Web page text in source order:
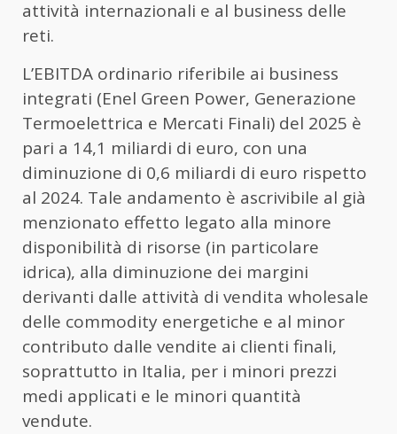
attività internazionali e al business delle
reti.
L’EBITDA ordinario riferibile ai business
integrati (Enel Green Power, Generazione
Termoelettrica e Mercati Finali) del 2025 è
pari a 14,1 miliardi di euro, con una
diminuzione di 0,6 miliardi di euro rispetto
al 2024. Tale andamento è ascrivibile al già
menzionato effetto legato alla minore
disponibilità di risorse (in particolare
idrica), alla diminuzione dei margini
derivanti dalle attività di vendita wholesale
delle commodity energetiche e al minor
contributo dalle vendite ai clienti finali,
soprattutto in Italia, per i minori prezzi
medi applicati e le minori quantità
vendute.